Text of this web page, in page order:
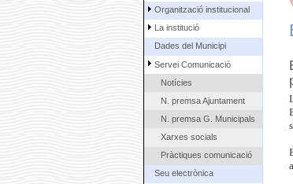
Organització institucional
La institució
Dades del Municipi
Servei Comunicació
Notícies
N. premsa Ajuntament
N. premsa G. Municipals
Xarxes socials
Pràctiques comunicació
Seu electrònica